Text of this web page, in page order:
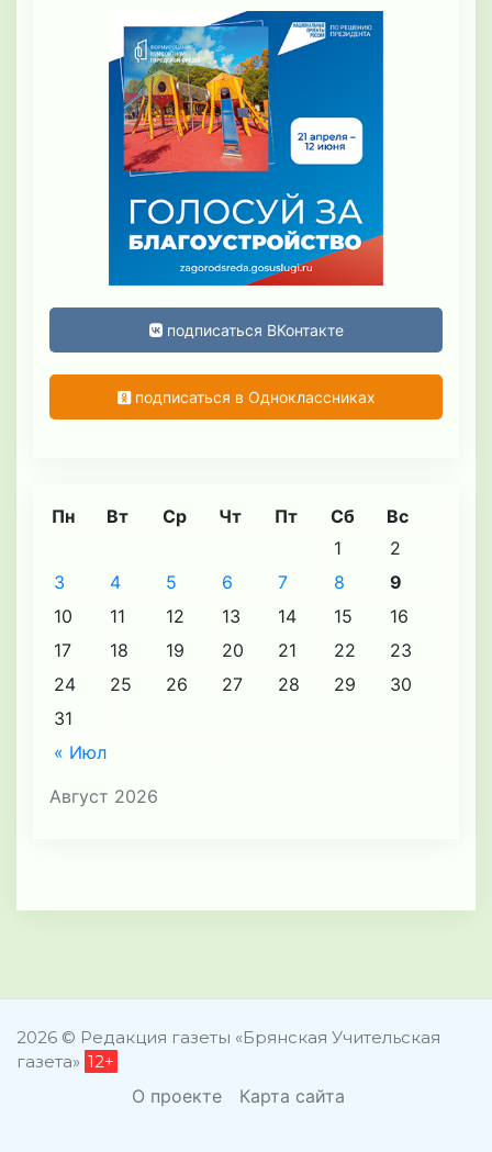
подписаться ВКонтакте
подписаться в Одноклассниках
Август 2026
Пн Вт Ср Чт Пт Сб Вс
« Июл
1
2
3
4 5 6 7 8
9
10
11 12 13 14 15
16
17
18 19 20 21 22
23
24
25 26 27 28 29
30
31
2026 © Редакция газеты «Брянская Учительская
газета» 12+
О проекте Карта сайта